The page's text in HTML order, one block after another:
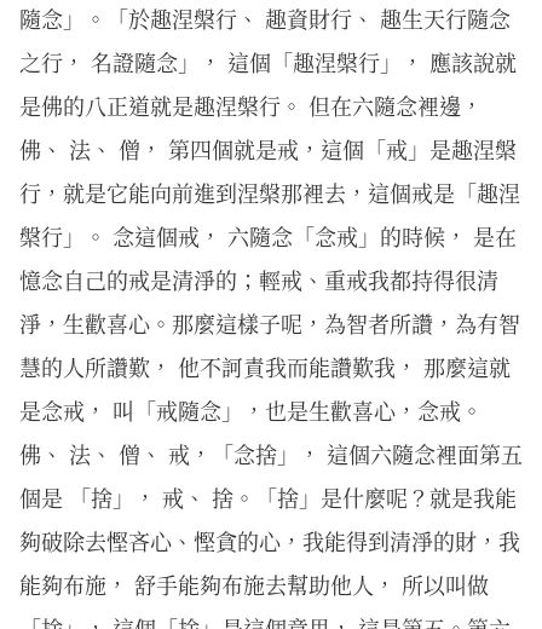
隨念」。「於趣涅槃行、 趣資財行、 趣生天行隨念
之行， 名證隨念」， 這個「趣涅槃行」， 應該說就
是佛的八正道就是趣涅槃行。 但在六隨念裡邊，
佛、 法、 僧， 第四個就是戒，這個「戒」是趣涅槃
行，就是它能向前進到涅槃那裡去，這個戒是「趣涅
槃行」。 念這個戒， 六隨念「念戒」的時候， 是在
憶念自己的戒是清淨的；輕戒、重戒我都持得很清
淨，生歡喜心。那麼這樣子呢，為智者所讚，為有智
慧的人所讚歎， 他不訶責我而能讚歎我， 那麼這就
是念戒， 叫「戒隨念」，也是生歡喜心，念戒。
佛、 法、 僧、 戒，「念捨」， 這個六隨念裡面第五
個是 「捨」， 戒、 捨。「捨」是什麼呢？就是我能
夠破除去慳吝心、慳貪的心，我能得到清淨的財，我
能夠布施， 舒手能夠布施去幫助他人， 所以叫做